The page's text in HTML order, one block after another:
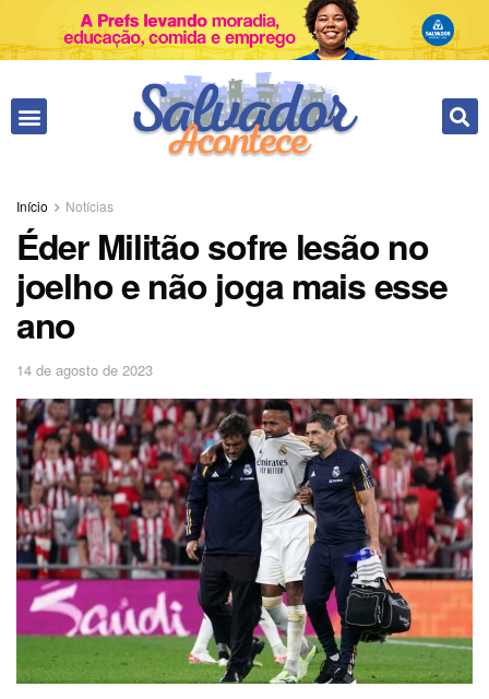
Início Notícias
Éder Militão sofre lesão no
joelho e não joga mais esse
ano
14 de agosto de 2023